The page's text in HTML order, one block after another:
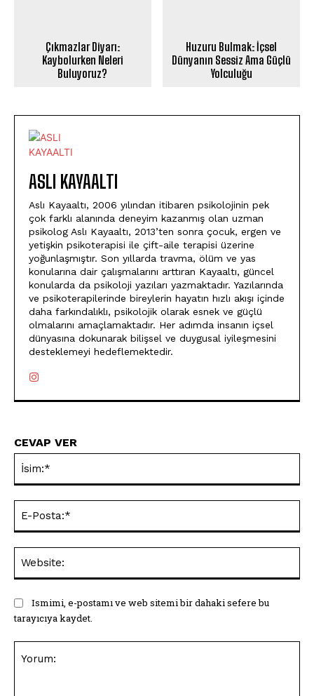
Çıkmazlar Diyarı:
Kaybolurken Neleri
Buluyoruz?
Huzuru Bulmak: İçsel
Dünyanın Sessiz Ama Güçlü
Yolculuğu
ASLI KAYAALTI
Aslı Kayaaltı, 2006 yılından itibaren psikolojinin pek
çok farklı alanında deneyim kazanmış olan uzman
psikolog Aslı Kayaaltı, 2013’ten sonra çocuk, ergen ve
yetişkin psikoterapisi ile çift-aile terapisi üzerine
yoğunlaşmıştır. Son yıllarda travma, ölüm ve yas
konularına dair çalışmalarını arttıran Kayaaltı, güncel
konularda da psikoloji yazıları yazmaktadır. Yazılarında
ve psikoterapilerinde bireylerin hayatın hızlı akışı içinde
daha farkındalıklı, psikolojik olarak esnek ve güçlü
olmalarını amaçlamaktadır. Her adımda insanın içsel
dünyasına dokunarak bilişsel ve duygusal iyileşmesini
desteklemeyi hedeflemektedir.
CEVAP VER
Ismimi, e-postamı ve web sitemi bir dahaki sefere bu
tarayıcıya kaydet.